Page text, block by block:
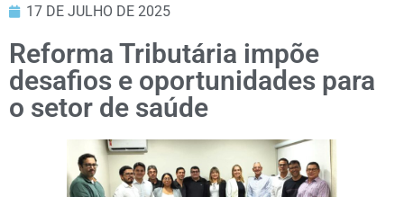
17 DE JULHO DE 2025
Reforma Tributária impõe
desafios e oportunidades para
o setor de saúde